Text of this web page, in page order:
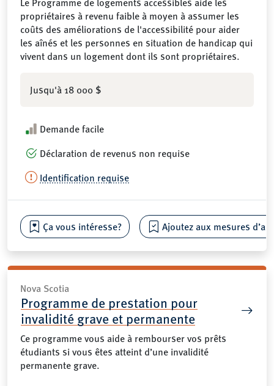
propriétaires à revenu faible à moyen à assumer les
coûts des améliorations de l'accessibilité pour aider
les aînés et les personnes en situation de handicap qui
vivent dans un logement dont ils sont propriétaires.
Jusqu'à 18 000 $
Demande facile
Déclaration de revenus non requise
Identification requise
Ça vous intéresse? Ajoutez aux mesures
Nova Scotia
Programme de prestation pour
invalidité grave et permanente
Ce programme vous aide à rembourser vos prêts
étudiants si vous êtes atteint d’une invalidité
permanente grave.